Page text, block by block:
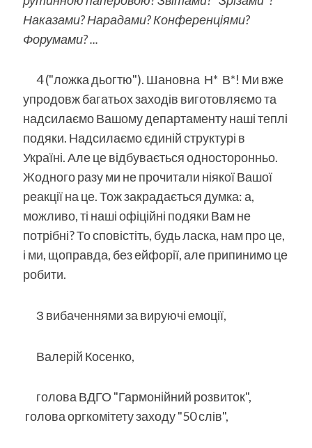
Наказами? Нарадами? Конференціями?
Форумами? ...
4 ("ложка дьогтю"). Шановна Н* В*! Ми вже
упродовж багатьох заходів виготовляємо та
надсилаємо Вашому департаменту наші теплі
подяки. Надсилаємо єдиній структурі в
Україні. Але це відбувається односторонньо.
Жодного разу ми не прочитали ніякої Вашої
реакції на це. Тож закрадається думка: а,
можливо, ті наші офіційні подяки Вам не
потрібні? То сповістіть, будь ласка, нам про це,
і ми, щоправда, без ейфорії, але припинимо це
робити.
З вибаченнями за вируючі емоції,
Валерій Косенко,
голова ВДГО "Гармонійний розвиток",
голова оргкомітету заходу "50 слів",